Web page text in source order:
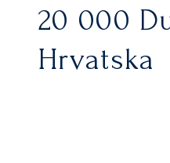
20 000
Hrvatska